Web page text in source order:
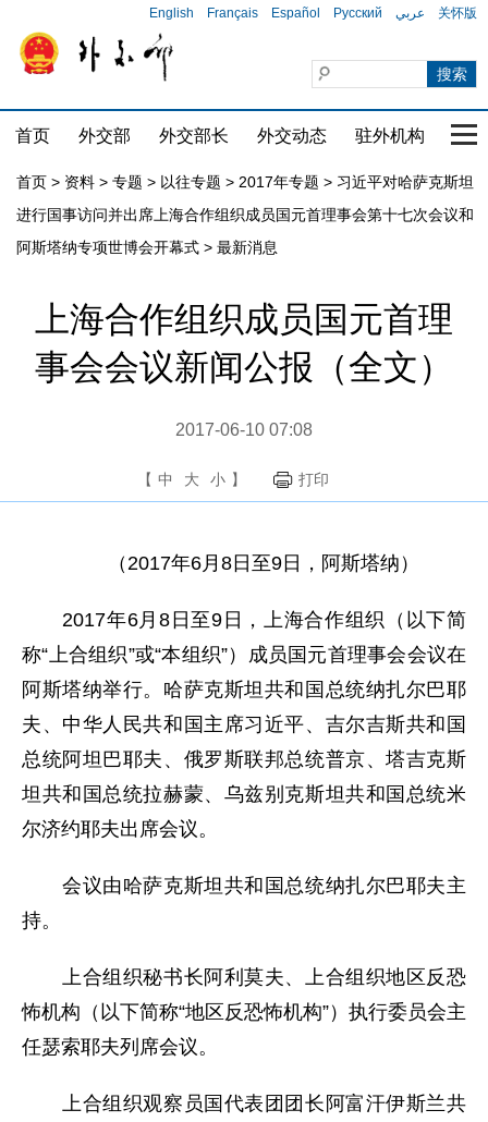
English Français Español Русский عربي 关怀版
首页 外交部 外交部长 外交动态 驻外机构 国
首页 > 资料 > 专题 > 以往专题 > 2017年专题 > 习近平对哈萨克斯坦
进行国事访问并出席上海合作组织成员国元首理事会第十七次会议和
阿斯塔纳专项世博会开幕式 > 最新消息
上海合作组织成员国元首理
事会会议新闻公报（全文）
2017-06-10 07:08
【 中 大 小 】 打印
（2017年6月8日至9日，阿斯塔纳）
2017年6月8日至9日，上海合作组织（以下简
称“上合组织”或“本组织”）成员国元首理事会会议在
阿斯塔纳举行。哈萨克斯坦共和国总统纳扎尔巴耶
夫、中华人民共和国主席习近平、吉尔吉斯共和国
总统阿坦巴耶夫、俄罗斯联邦总统普京、塔吉克斯
坦共和国总统拉赫蒙、乌兹别克斯坦共和国总统米
尔济约耶夫出席会议。
会议由哈萨克斯坦共和国总统纳扎尔巴耶夫主
持。
上合组织秘书长阿利莫夫、上合组织地区反恐
怖机构（以下简称“地区反恐怖机构”）执行委员会主
任瑟索耶夫列席会议。
上合组织观察员国代表团团长阿富汗伊斯兰共